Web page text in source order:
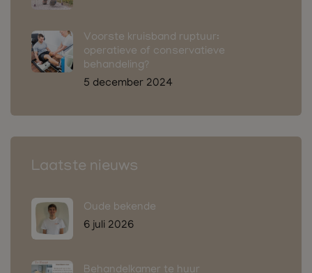
Voorste kruisband ruptuur:
operatieve of conservatieve
behandeling?
5 december 2024
Laatste nieuws
Oude bekende
6 juli 2026
Behandelkamer te huur